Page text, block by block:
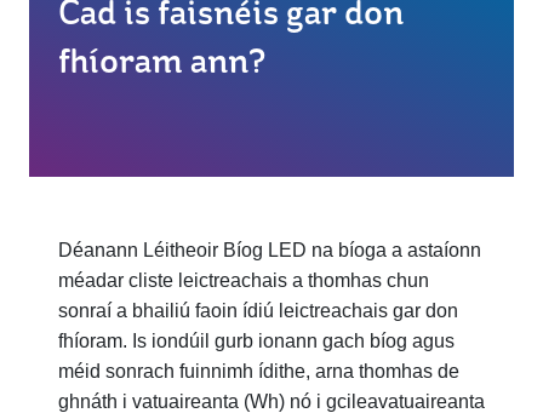
Cad is faisnéis gar don
fhíoram ann?
Déanann Léitheoir Bíog LED na bíoga a astaíonn
méadar cliste leictreachais a thomhas chun
sonraí a bhailiú faoin ídiú leictreachais gar don
fhíoram. Is iondúil gurb ionann gach bíog agus
méid sonrach fuinnimh ídithe, arna thomhas de
ghnáth i vatuaireanta (Wh) nó i gcileavatuaireanta